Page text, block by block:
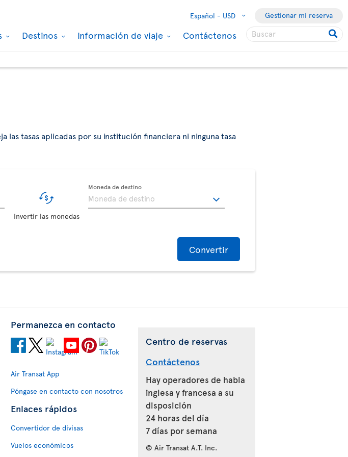
Español - USD Gestionar mi reserva
Destinos Información de viaje Contáctenos
tasas aplicadas por su institución financiera ni ninguna tasa
Invertir las monedas
Moneda de destino
Convertir
Permanezca en contacto
Air Transat App
Póngase en contacto con nosotros
Enlaces rápidos
Convertidor de divisas
Vuelos económicos
Centro de reservas
Contáctenos
Hay operadores de habla
inglesa y francesa a su
disposición
24 horas del día
7 días por semana
© Air Transat A.T. Inc.